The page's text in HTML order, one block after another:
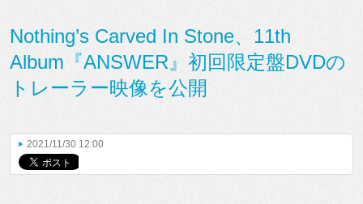
Nothing’s Carved In Stone、11th
Album『ANSWER』初回限定盤DVDの
トレーラー映像を公開
2021/11/30 12:00